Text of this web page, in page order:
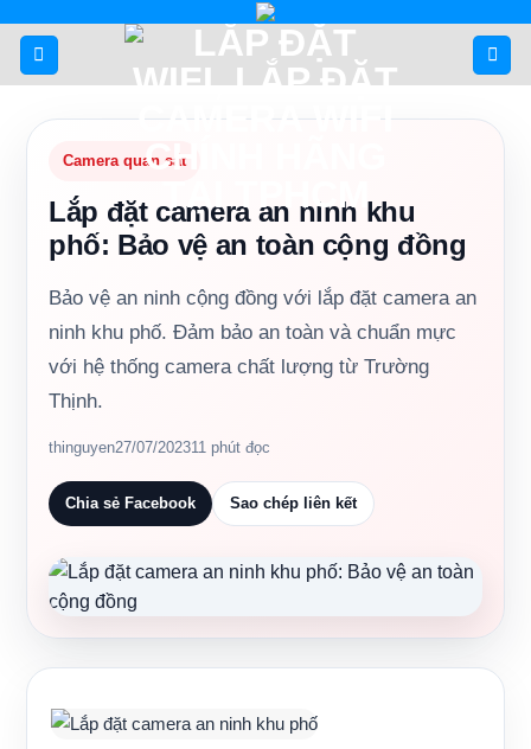
qua
nội
Camera quan sát
Lắp đặt camera an ninh khu
phố: Bảo vệ an toàn cộng đồng
Bảo vệ an ninh cộng đồng với lắp đặt camera an
ninh khu phố. Đảm bảo an toàn và chuẩn mực
với hệ thống camera chất lượng từ Trường
Thịnh.
thinguyen27/07/202311 phút đọc
Chia sẻ Facebook Sao chép liên kết